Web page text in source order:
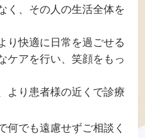
く、その人の生活全体を
り快適に日常を過ごせる
ケアを行い、笑顔をもっ
より患者様の近くで診療
何でも遠慮せずご相談く